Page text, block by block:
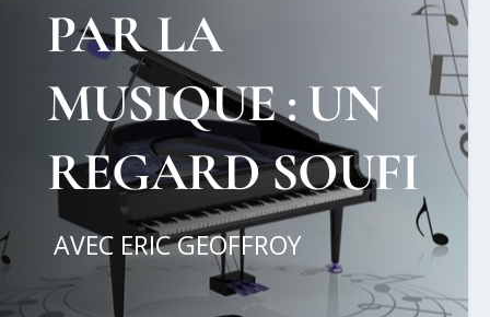
PAR LA
MUSIQUE : UN
REGARD SOUFI
AVEC ERIC GEOFFROY